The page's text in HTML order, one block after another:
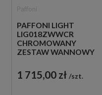
PAFFONI LIGHT
LIG018ZWWCR
CHROMOWANY
ZESTAW WANNOWY
SŁUCHAWKĄ
PRYSZNICOWĄ
1 715,00 zł szt.